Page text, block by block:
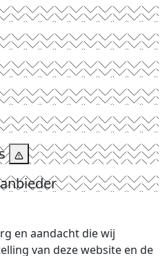
en aandacht die wij
van deze website en de